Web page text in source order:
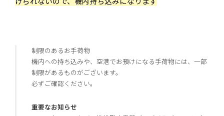
制限のあるお手荷物
機内への持ち込みや、空港でお預けになる手荷物には、一部
制限があるものがございます。
必ずご確認ください。
重要なお知らせ